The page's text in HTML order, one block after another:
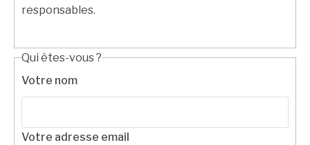
responsables.
Qui êtes-vous ?
Votre nom
Votre adresse email